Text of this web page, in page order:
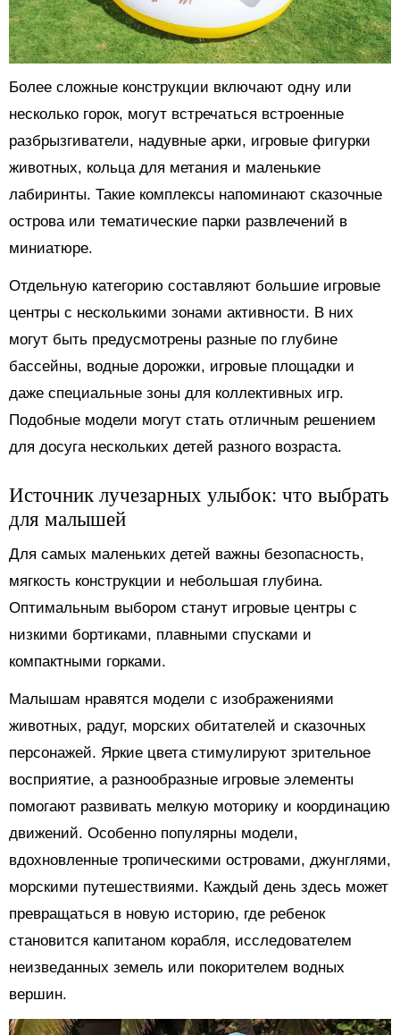
Более сложные конструкции включают одну или
несколько горок, могут встречаться встроенные
разбрызгиватели, надувные арки, игровые фигурки
животных, кольца для метания и маленькие
лабиринты. Такие комплексы напоминают сказочные
острова или тематические парки развлечений в
миниатюре.
Отдельную категорию составляют большие игровые
центры с несколькими зонами активности. В них
могут быть предусмотрены разные по глубине
бассейны, водные дорожки, игровые площадки и
даже специальные зоны для коллективных игр.
Подобные модели могут стать отличным решением
для досуга нескольких детей разного возраста.
Источник лучезарных улыбок: что выбрать
для малышей
Для самых маленьких детей важны безопасность,
мягкость конструкции и небольшая глубина.
Оптимальным выбором станут игровые центры с
низкими бортиками, плавными спусками и
компактными горками.
Малышам нравятся модели с изображениями
животных, радуг, морских обитателей и сказочных
персонажей. Яркие цвета стимулируют зрительное
восприятие, а разнообразные игровые элементы
помогают развивать мелкую моторику и координацию
движений. Особенно популярны модели,
вдохновленные тропическими островами, джунглями,
морскими путешествиями. Каждый день здесь может
превращаться в новую историю, где ребенок
становится капитаном корабля, исследователем
неизведанных земель или покорителем водных
вершин.